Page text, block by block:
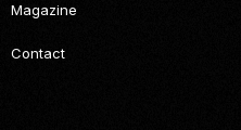
Magazine
Contact